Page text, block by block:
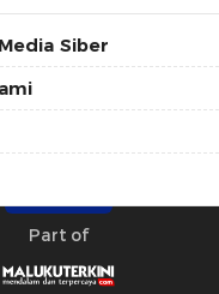
Siber
Part of